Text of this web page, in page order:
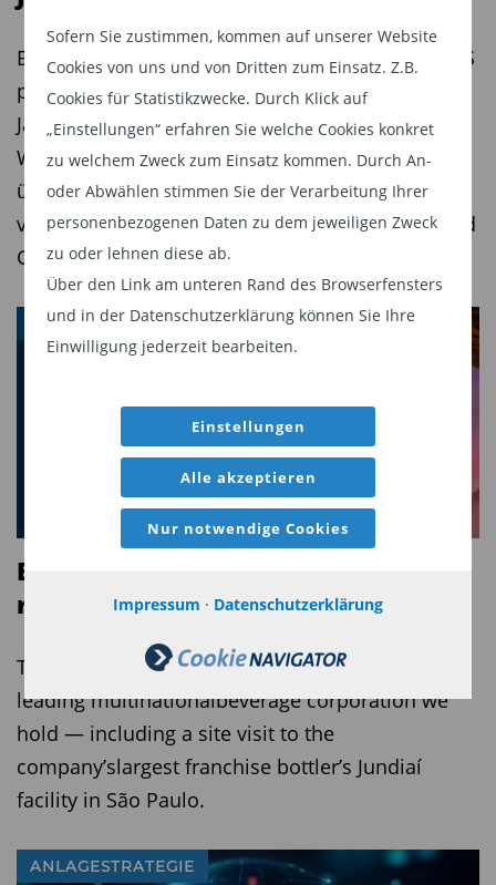
Sofern Sie zustimmen, kommen auf unserer Website
Cookies von uns und von Dritten zum Einsatz. Z.B.
Cookies für Statistikzwecke. Durch Klick auf
„Einstellungen“ erfahren Sie welche Cookies konkret
zu welchem Zweck zum Einsatz kommen. Durch An-
oder Abwählen stimmen Sie der Verarbeitung Ihrer
personenbezogenen Daten zu dem jeweiligen Zweck
zu oder lehnen diese ab.
Über den Link am unteren Rand des Browserfensters
und in der Datenschutzerklärung können Sie Ihre
Einwilligung jederzeit bearbeiten.
Einstellungen
Alle akzeptieren
Nur notwendige Cookies
Impressum · Datenschutzerklärung
zweiten und dritten Reihe sein.“
Diesen Beitrag teilen:
Eine Auswertung der Fondsanalysesoftware FVBS
professional zeigt, dass sich über fünf und zehn
Jahre ein klarer Anlageschwerpunkt auszahlt.
Während Technologiefonds ihre Spitzenposition
über ein Jahrzehnt verteidigen, sorgten in den
vergangenen fünf Jahren Südeuropa-, Türkei- und
Goldfonds für hohe Renditen.
INSIGHTS
Engage Spring 2026 – Operational
resilience and supply chain risk
This piece summarizes our engagement with a
leading multinationalbeverage corporation we
hold — including a site visit to the
company’slargest franchise bottler’s Jundiaí
facility in São Paulo.
ANLAGESTRATEGIE